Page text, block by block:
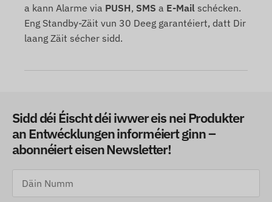
a kann Alarme via PUSH, SMS a E-Mail schécken.
Eng Standby-Zäit vun 30 Deeg garantéiert, datt Dir
laang Zäit sécher sidd.
Sidd déi Éischt déi iwwer eis nei Produkter
an Entwécklungen informéiert ginn –
abonnéiert eisen Newsletter!